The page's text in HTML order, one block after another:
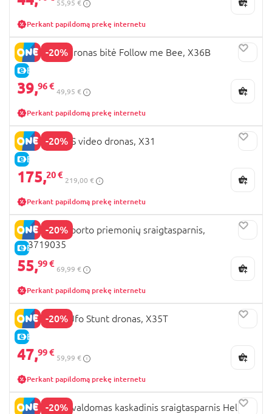
55,95 €
Perkant papildomą prekę internetu
-20%
E-KAINA
REVOLT RC dronas bitė Follow me Bee, X36B
39,96 €
49,95 €
Perkant papildomą prekę internetu
-20%
E-KAINA
SYMA RC GPS video dronas, X31
175,20 €
219,00 €
Perkant papildomą prekę internetu
-20%
E-KAINA
DICKIE transporto priemonių sraigtasparnis,
203719035
55,99 €
69,99 €
Perkant papildomą prekę internetu
-20%
E-KAINA
REVOLT RC Ufo Stunt dronas, X35T
47,99 €
59,99 €
Perkant papildomą prekę internetu
-20%
REVOLT R/C valdomas kaskadinis sraigtasparnis Heli